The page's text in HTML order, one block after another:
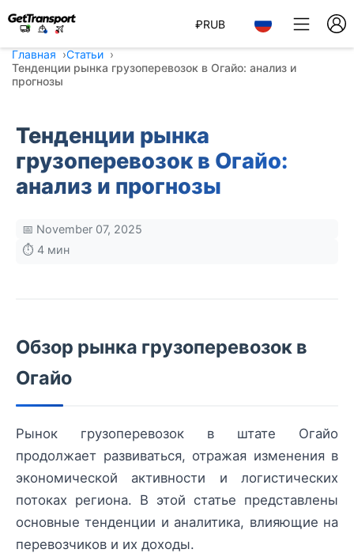
₽RUB
Главная
Статьи
Тенденции рынка грузоперевозок в Огайо: анализ и
прогнозы
Тенденции рынка
грузоперевозок в Огайо:
анализ и прогнозы
📅 November 07, 2025
⏱️ 4 мин
Обзор рынка грузоперевозок в
Огайо
Рынок грузоперевозок в штате Огайо
продолжает развиваться, отражая изменения в
экономической активности и логистических
потоках региона. В этой статье представлены
основные тенденции и аналитика, влияющие на
перевозчиков и их доходы.